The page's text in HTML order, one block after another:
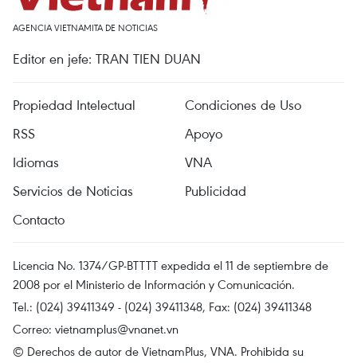
AGENCIA VIETNAMITA DE NOTICIAS
Editor en jefe: TRAN TIEN DUAN
Propiedad Intelectual
Condiciones de Uso
RSS
Apoyo
Idiomas
VNA
Servicios de Noticias
Publicidad
Contacto
Licencia No. 1374/GP-BTTTT expedida el 11 de septiembre de
2008 por el Ministerio de Información y Comunicación.
Tel.: (024) 39411349 - (024) 39411348, Fax: (024) 39411348
Correo: vietnamplus@vnanet.vn
© Derechos de autor de VietnamPlus, VNA. Prohibida su